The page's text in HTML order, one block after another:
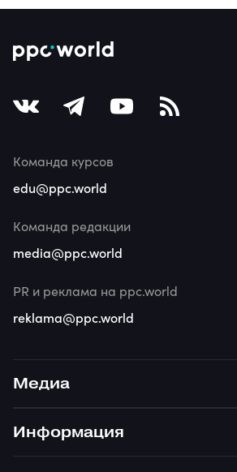
Медиа
Информация
Команда курсов
edu@ppc.world
Команда редакции
media@ppc.world
PR и реклама на ppc.world
reklama@ppc.world